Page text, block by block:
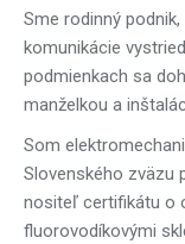
Sme rodinný
komunikácie
podmienkach sa
manželkou a
Som
Slovenského zväzu
nositeľ certifikátu o
fluorovodíkovými